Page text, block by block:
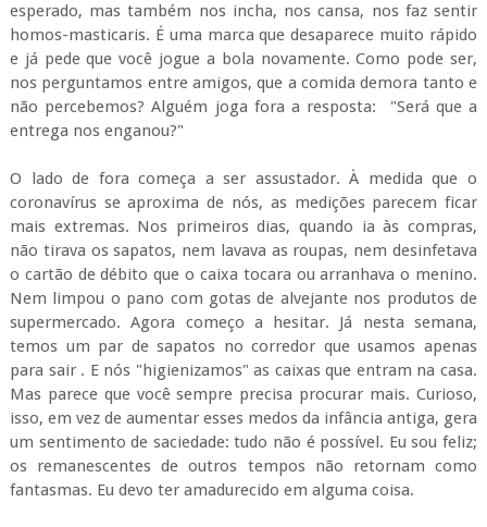
esperado, mas também nos incha, nos cansa, nos faz sentir
homos-masticaris. É uma marca que desaparece muito rápido
e já pede que você jogue a bola novamente. Como pode ser,
nos perguntamos entre amigos, que a comida demora tanto e
não percebemos? Alguém joga fora a resposta: "Será que a
entrega nos enganou?"
O lado de fora começa a ser assustador. À medida que o
coronavírus se aproxima de nós, as medições parecem ficar
mais extremas. Nos primeiros dias, quando ia às compras,
não tirava os sapatos, nem lavava as roupas, nem desinfetava
o cartão de débito que o caixa tocara ou arranhava o menino.
Nem limpou o pano com gotas de alvejante nos produtos de
supermercado. Agora começo a hesitar. Já nesta semana,
temos um par de sapatos no corredor que usamos apenas
para sair . E nós "higienizamos" as caixas que entram na casa.
Mas parece que você sempre precisa procurar mais. Curioso,
isso, em vez de aumentar esses medos da infância antiga, gera
um sentimento de saciedade: tudo não é possível. Eu sou feliz;
os remanescentes de outros tempos não retornam como
fantasmas. Eu devo ter amadurecido em alguma coisa.